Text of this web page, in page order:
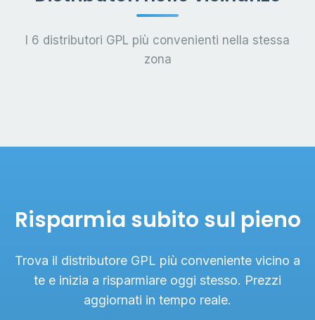
I 6 distributori GPL più convenienti nella stessa
zona
Risparmia subito sul pieno
Trova il distributore GPL più conveniente vicino a
te e inizia a risparmiare oggi stesso. Prezzi
aggiornati in tempo reale.